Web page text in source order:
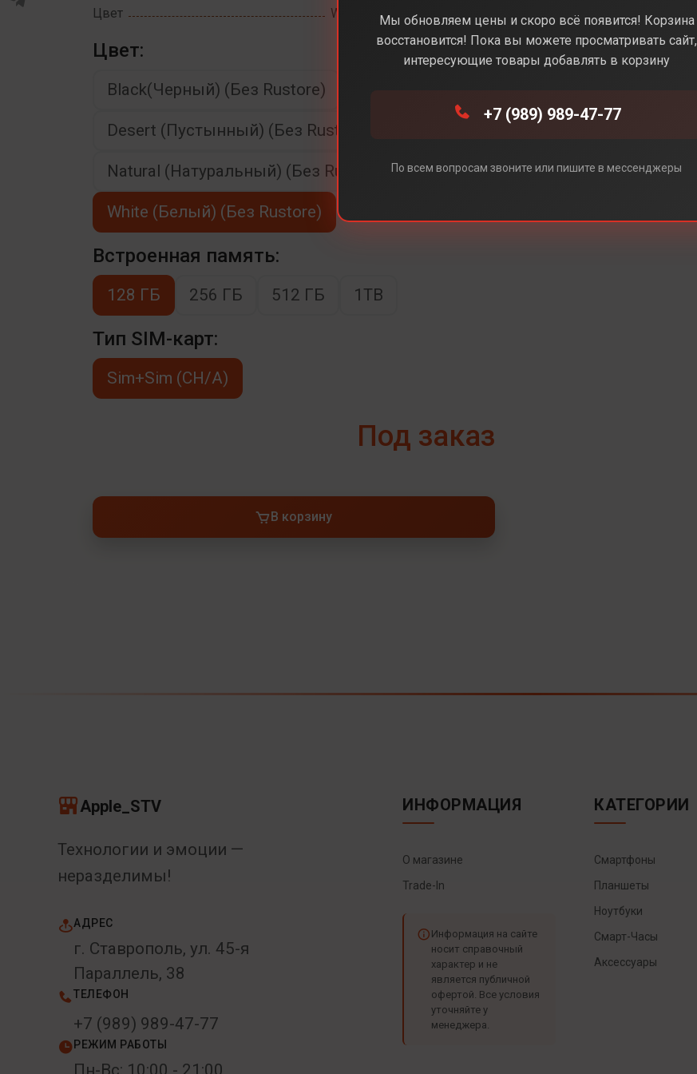
Цвет White (Белый) (Без Rustore)
Цвет:
Black(Черный) (Без Rustore)
Desert (Пустынный) (Без Rustore)
Natural (Натуральный) (Без Rustore)
White (Белый) (Без Rustore)
Встроенная память:
128 ГБ 256 ГБ 512 ГБ 1TB
Тип SIM-карт:
Sim+Sim (CH/A)
Под заказ
В корзину
Apple_STV
Технологии и эмоции —
неразделимы!
АДРЕС
г. Ставрополь, ул. 45-я
Параллель, 38
ТЕЛЕФОН
+7 (989) 989-47-77
РЕЖИМ РАБОТЫ
Пн-Вс: 10:00 - 21:00
ИНФОРМАЦИЯ
О магазине
Trade-In
Информация на сайте
носит справочный
характер и не
является публичной
офертой. Все условия
уточняйте у
менеджера.
КАТЕГОРИИ
Смартфоны
Планшеты
Ноутбуки
Смарт-Часы
Аксессуары
Мы обновляем цены и скоро всё появится! Корзина
восстановится! Пока вы можете просматривать сайт,
интересующие товары добавлять в корзину
+7 (989) 989-47-77
По всем вопросам звоните или пишите в мессенджеры